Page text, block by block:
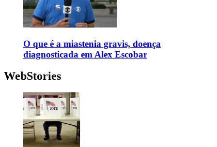
O que é a miastenia gravis, doença
diagnosticada em Alex Escobar
WebStories